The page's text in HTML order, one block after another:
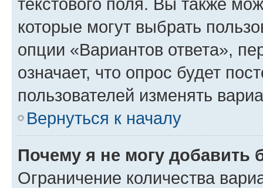
которые могут выбрать
опции «Вариантов ответа»,
означает, что опрос будет
пользователей изменять
Вернуться к началу
Почему я не могу добавить
Ограничение количества